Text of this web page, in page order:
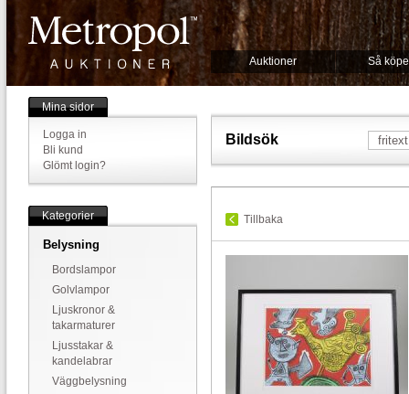
Auktioner Så
Mina sidor
Logga in
Bli kund
Glömt login?
Kategorier
Belysning
Bordslampor
Golvlampor
Ljuskronor &
takarmaturer
Ljusstakar &
kandelabrar
Väggbelysning
Bildsök
Tillbaka